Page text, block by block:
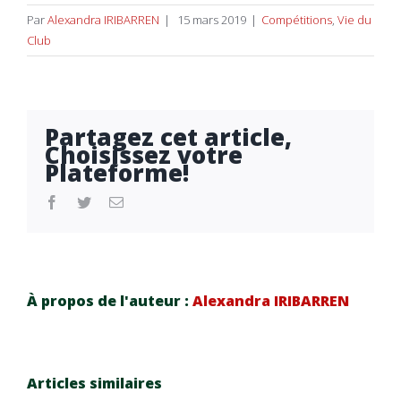
ParAlexandra IRIBARREN | 15 mars 2019 | Compétitions, Vie du
Club
Partagez cet article,
Choisissez votre
Plateforme!
facebook
twitterEmail
À propos de l'auteur : Alexandra IRIBARREN
Articles similaires